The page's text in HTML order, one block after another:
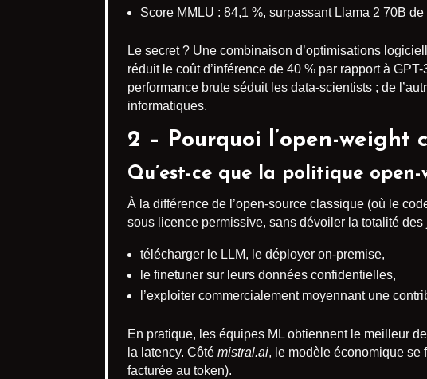
Score MMLU : 84,1 %, surpassant Llama 2 70B
Le secret ? Une combinaison d’optimisations
réduit le coût d’inférence de 40 % par rapport à
performance brute séduit les data-scientists ; de
informatiques.
2 – Pourquoi l’open-weight
Qu’est-ce que la politique
À la différence de l’open-source classique (où le
sous licence permissive, sans dévoiler la totalité
télécharger le LLM, le déployer on-premise,
le finetuner sur leurs données confidentielles,
l’exploiter commercialement moyennant une
En pratique, les équipes ML obtiennent le meilleur
la latency. Côté mistral.ai, le modèle économique se
facturée au token).